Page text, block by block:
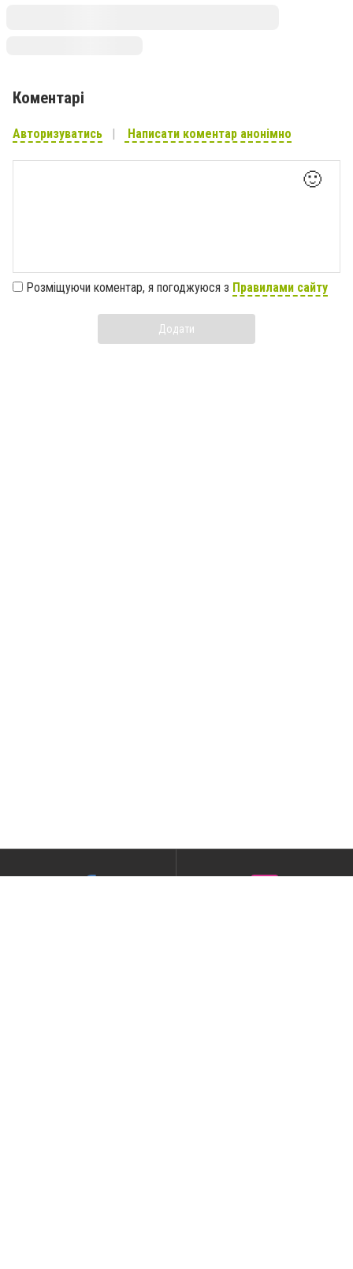
Коментарі
Авторизуватись Написати коментар анонімно
🙂
Розміщуючи коментар, я погоджуюся з Правилами сайту
Додати